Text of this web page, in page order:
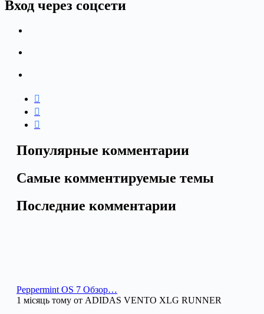
Вход через соцсети
Популярные комментарии
Самые комментируемые темы
Последние комментарии
Peppermint OS 7 Обзор…
1 місяць тому от ADIDAS VENTO XLG RUNNER